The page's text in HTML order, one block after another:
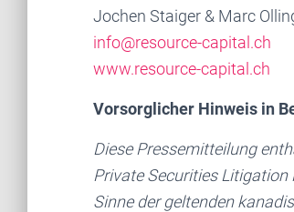
Jochen Staiger & Marc
info@resource-capital.ch
www.resource-capital.ch
Vorsorglicher Hinweis in
Diese Pressemitteilung
Private Securities
Sinne der geltenden